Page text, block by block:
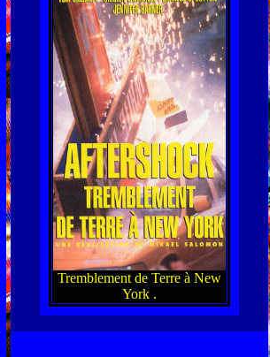
Tremblement de Terre à New
York .